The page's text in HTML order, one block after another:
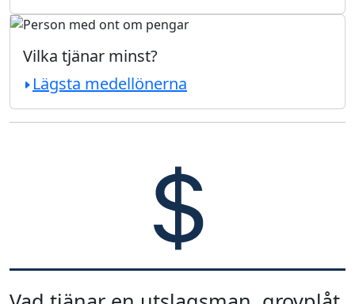
Vilka tjänar minst?
Lägsta medellönerna